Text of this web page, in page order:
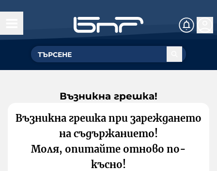
Възникна грешка!
Възникна грешка при зареждането
на съдържанието!
Моля, опитайте отново по-
късно!